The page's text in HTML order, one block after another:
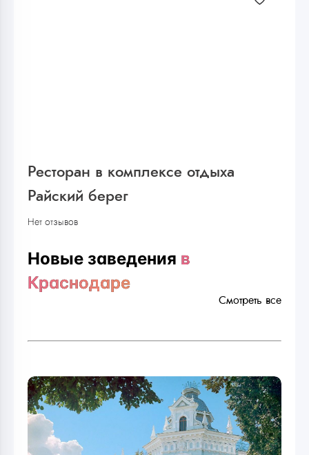
Ресторан в комплексе отдыха
Райский берег
Нет отзывов
Новые заведения в
Краснодаре
Смотреть все